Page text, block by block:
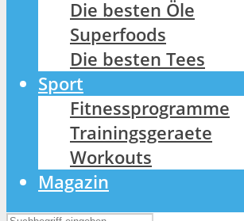
Die besten Öle
Superfoods
Die besten Tees
Sport
Fitnessprogramme
Trainingsgeraete
Workouts
Magazin